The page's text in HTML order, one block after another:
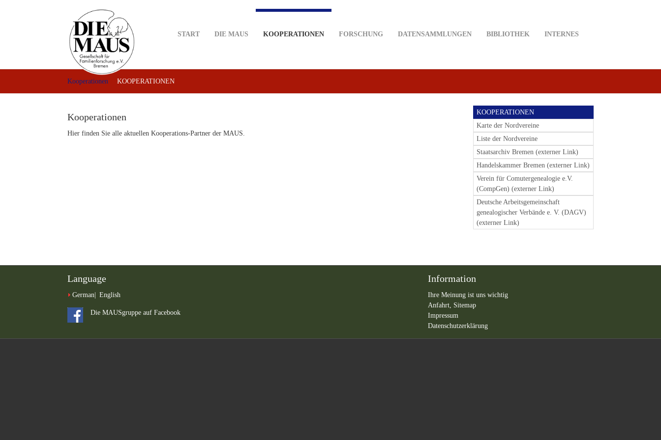
START DIE MAUS KOOPERATIONEN FORSCHUNG DATENSAMMLUNGEN BIBLIOTHEK INTERNES
Kooperationen KOOPERATIONEN
Kooperationen
Hier finden Sie alle aktuellen Kooperations-Partner der MAUS.
KOOPERATIONEN
Karte der Nordvereine
Liste der Nordvereine
Staatsarchiv Bremen (externer Link)
Handelskammer Bremen (externer Link)
Verein für Comutergenealogie e.V.
(CompGen) (externer Link)
Deutsche Arbeitsgemeinschaft
genealogischer Verbände e. V. (DAGV)
(externer Link)
Language
German English
Die MAUSgruppe auf Facebook
Information
Ihre Meinung ist uns wichtig
Anfahrt, Sitemap
Impressum
Datenschutzerklärung